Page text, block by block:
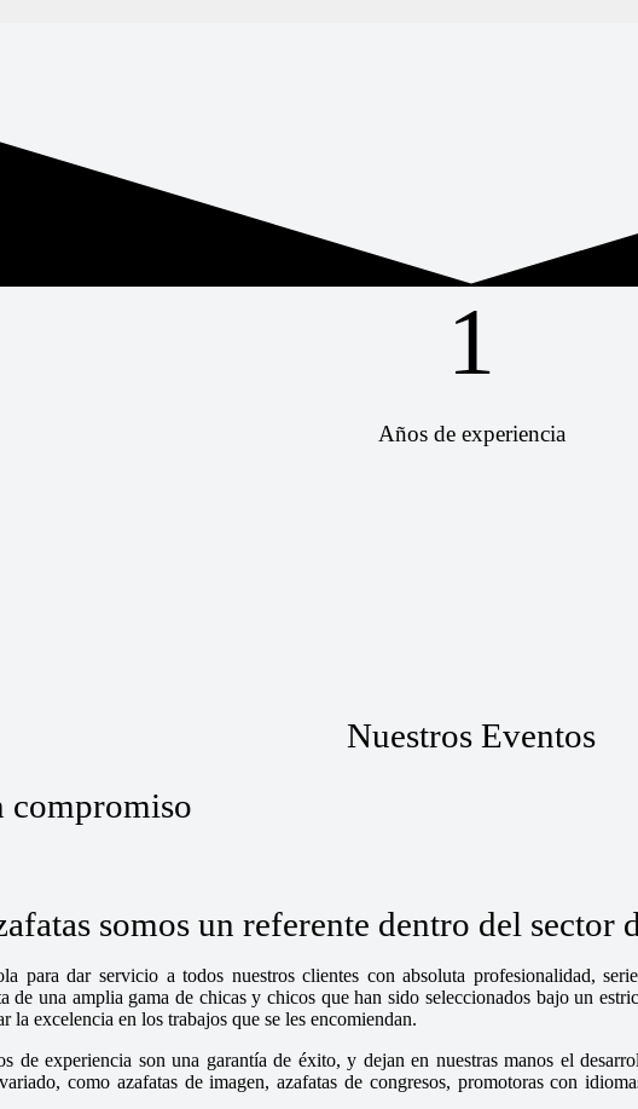
1
Años de experiencia
Nuestros Eventos
compromiso
somos un referente dentro del sector
para dar servicio a todos nuestros clientes con absoluta profesionalidad,
de una amplia gama de chicas y chicos que han sido seleccionados bajo un
la excelencia en los trabajos que se les encomiendan.
de experiencia son una garantía de éxito, y dejan en nuestras manos el
como azafatas de imagen, azafatas de congresos, promotoras con